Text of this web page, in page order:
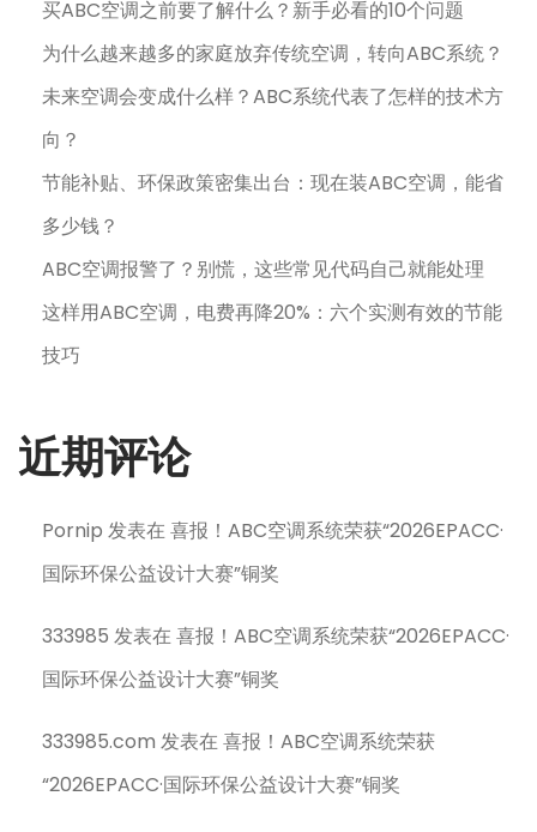
买ABC空调之前要了解什么？新手必看的10个问题
为什么越来越多的家庭放弃传统空调，转向ABC系统？
未来空调会变成什么样？ABC系统代表了怎样的技术方
向？
节能补贴、环保政策密集出台：现在装ABC空调，能省
多少钱？
ABC空调报警了？别慌，这些常见代码自己就能处理
这样用ABC空调，电费再降20%：六个实测有效的节能
技巧
近期评论
Pornip 发表在喜报！ABC空调系统荣获“2026EPACC·
国际环保公益设计大赛”铜奖
333985 发表在喜报！ABC空调系统荣获“2026EPACC·
国际环保公益设计大赛”铜奖
333985.com 发表在喜报！ABC空调系统荣获
“2026EPACC·国际环保公益设计大赛”铜奖